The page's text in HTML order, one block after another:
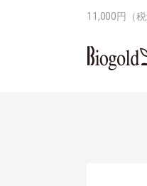
11,000円（